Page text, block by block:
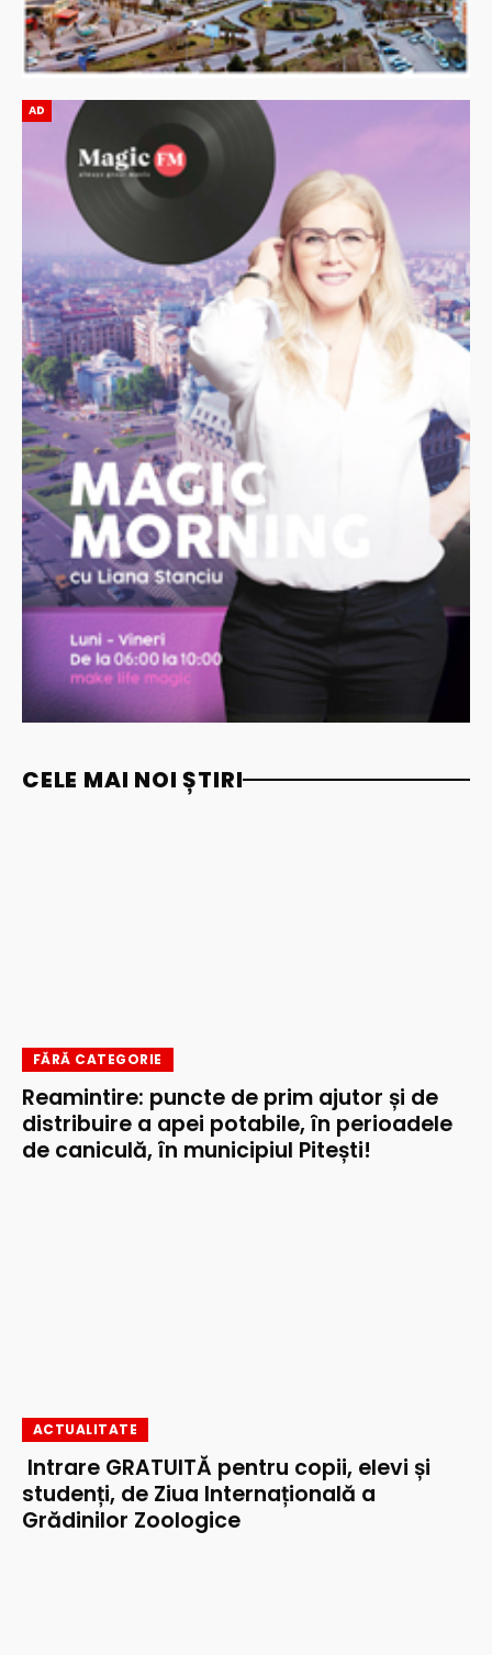
AD
CELE MAI NOI ȘTIRI
FĂRĂ CATEGORIE
Reamintire: puncte de prim ajutor și de
distribuire a apei potabile, în perioadele
de caniculă, în municipiul Pitești!
ACTUALITATE
Intrare GRATUITĂ pentru copii, elevi și
studenți, de Ziua Internațională a
Grădinilor Zoologice